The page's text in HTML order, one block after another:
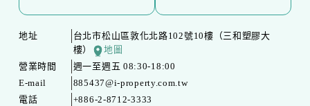
地址
台北市松山區敦化北路102號10樓（三和塑膠大
樓）
地圖
營業時間
週一至週五 08:30-18:00
E-mail
885437@i-property.com.tw
電話
+886-2-8712-3333